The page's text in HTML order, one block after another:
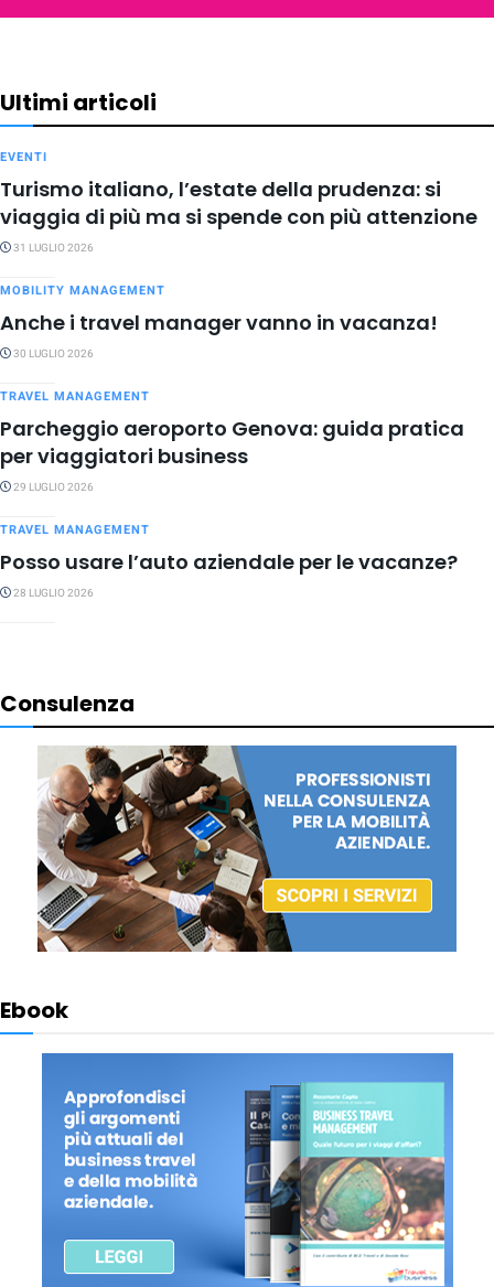
Ultimi articoli
EVENTI
Turismo italiano, l’estate della prudenza: si
viaggia di più ma si spende con più attenzione
31 LUGLIO 2026
MOBILITY MANAGEMENT
Anche i travel manager vanno in vacanza!
30 LUGLIO 2026
TRAVEL MANAGEMENT
Parcheggio aeroporto Genova: guida pratica
per viaggiatori business
29 LUGLIO 2026
TRAVEL MANAGEMENT
Posso usare l’auto aziendale per le vacanze?
28 LUGLIO 2026
Consulenza
Ebook